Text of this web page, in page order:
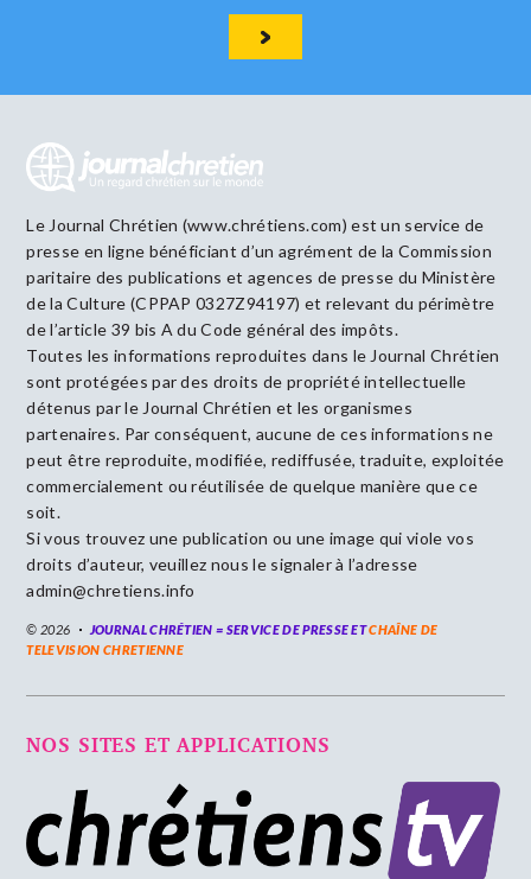
Le Journal Chrétien (www.chrétiens.com) est un service de
presse en ligne bénéficiant d’un agrément de la Commission
paritaire des publications et agences de presse du Ministère
de la Culture (CPPAP 0327Z94197) et relevant du périmètre
de l’article 39 bis A du Code général des impôts.
Toutes les informations reproduites dans le Journal Chrétien
sont protégées par des droits de propriété intellectuelle
détenus par le Journal Chrétien et les organismes
partenaires. Par conséquent, aucune de ces informations ne
peut être reproduite, modifiée, rediffusée, traduite, exploitée
commercialement ou réutilisée de quelque manière que ce
soit.
Si vous trouvez une publication ou une image qui viole vos
droits d’auteur, veuillez nous le signaler à l’adresse
admin@chretiens.info
© 2026 JOURNAL CHRÉTIEN = SERVICE DE PRESSE ETCHAÎNE DE
TELEVISION CHRETIENNE
NOS SITES ET APPLICATIONS